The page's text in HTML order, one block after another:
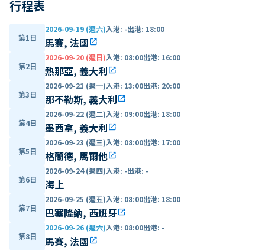
行程表
第1日
2026-09-19 (週六)入港: -出港: 18:00
馬賽, 法國open_in_new
第2日
2026-09-20 (週日)入港: 08:00出港: 16:00
熱那亞, 義大利open_in_new
第3日
2026-09-21 (週一)入港: 13:00出港: 20:00
那不勒斯, 義大利open_in_new
第4日
2026-09-22 (週二)入港: 09:00出港: 18:00
墨西拿, 義大利open_in_new
第5日
2026-09-23 (週三)入港: 08:00出港: 17:00
格蘭德, 馬爾他open_in_new
第6日
2026-09-24 (週四)入港: -出港: -
海上
第7日
2026-09-25 (週五)入港: 08:00出港: 18:00
巴塞隆納, 西班牙open_in_new
第8日
2026-09-26 (週六)入港: 08:00出港: -
馬賽, 法國open_in_new